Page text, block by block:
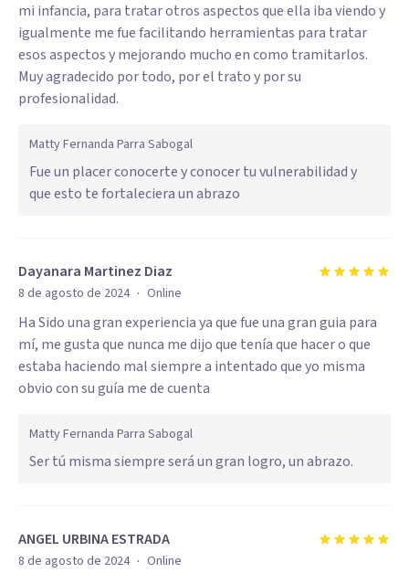
mi infancia, para tratar otros aspectos que ella iba viendo y
igualmente me fue facilitando herramientas para tratar
esos aspectos y mejorando mucho en como tramitarlos.
Muy agradecido por todo, por el trato y por su
profesionalidad.
Matty Fernanda Parra Sabogal
Fue un placer conocerte y conocer tu vulnerabilidad y
que esto te fortaleciera un abrazo
Dayanara Martinez Diaz
8 de agosto de 2024 · Online
Ha Sido una gran experiencia ya que fue una gran guia para
mí, me gusta que nunca me dijo que tenía que hacer o que
estaba haciendo mal siempre a intentado que yo misma
obvio con su guía me de cuenta
Matty Fernanda Parra Sabogal
Ser tú misma siempre será un gran logro, un abrazo.
ANGEL URBINA ESTRADA
8 de agosto de 2024 · Online